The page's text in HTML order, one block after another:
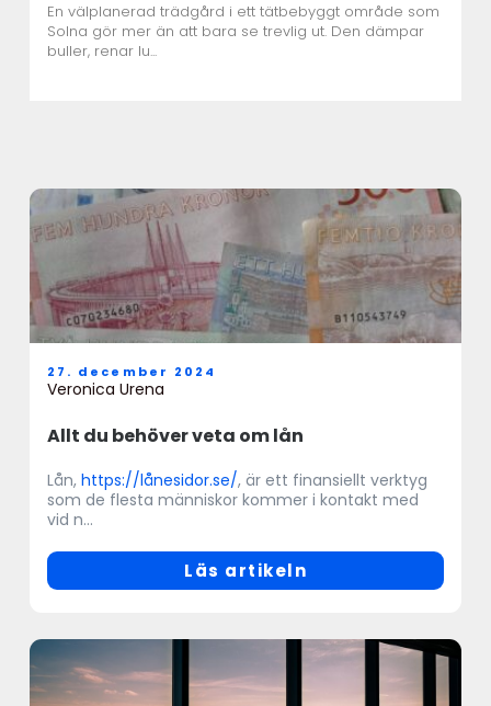
En välplanerad trädgård i ett tätbebyggt område som
Solna gör mer än att bara se trevlig ut. Den dämpar
buller, renar lu...
Allt du behöver veta om lån
27. december 2024
Veronica Urena
Lån, https://lånesidor.se/, är ett finansiellt verktyg
som de flesta människor kommer i kontakt med
vid n...
Läs artikeln